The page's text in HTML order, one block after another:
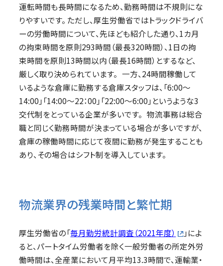
運転時間も長時間になるため、勤務時間は不規則にな
りやすいです。 ただし、厚生労働省ではトラックドライバ
ーの労働時間について、先ほども紹介した通り、1カ月
の拘束時間を原則293時間（最長320時間）、1日の拘
束時間を原則13時間以内（最長16時間）とするなど、
厳しく取り決められています。 一方、24時間稼働して
いるような倉庫に勤務する倉庫スタッフは、「6:00〜
14:00」「14:00～22：00」「22:00～6:00」というような3
交代制をとっている企業が多いです。 物流事務は総合
職と同じく勤務時間が決まっている場合が多いですが、
倉庫の稼働時間に応じて夜間に勤務が発生することも
あり、その場合はシフト制を導入しています。
物流業界の残業時間と繁忙期
厚生労働省の「毎月勤労統計調査（2021年度）
」によ
ると、パートタイム労働者を除く一般労働者の所定外労
働時間は、全産業において月平均13.3時間で、運輸業・